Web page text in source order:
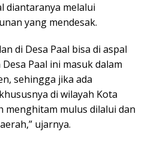
diantaranya melalui
yang mendesak.
di Desa Paal bisa di aspal
Paal ini masuk dalam
sehingga jika ada
di wilayah Kota
menghitam mulus dilalui dan
ujarnya.